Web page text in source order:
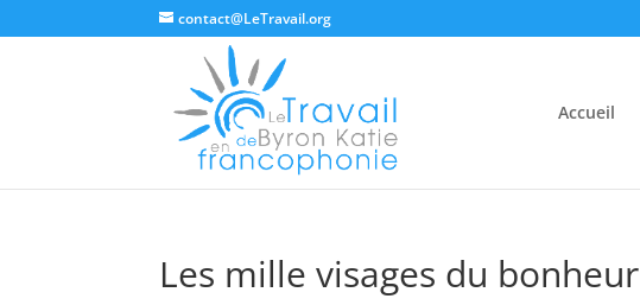
contact@LeTravail.org
Accueil
Les mille visages du bonheur